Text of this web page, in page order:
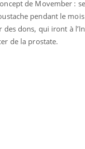
de Movember :
pendant le
des dons, qui iront à
de la prostate.